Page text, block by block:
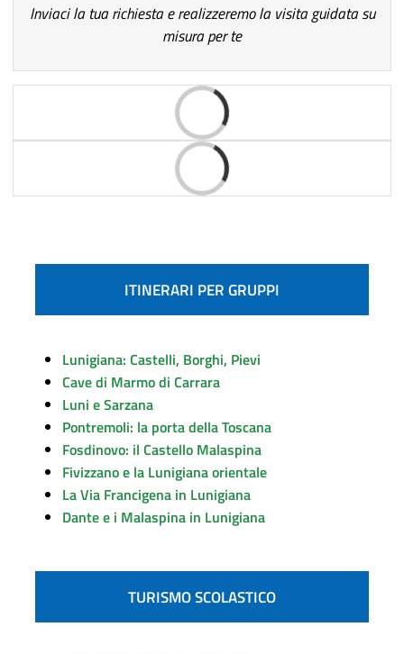
Inviaci la tua richiesta e realizzeremo la visita guidata su
misura per te
Caricamento...
Caricamento...
ITINERARI PER GRUPPI
Lunigiana: Castelli, Borghi, Pievi
Cave di Marmo di Carrara
Luni e Sarzana
Pontremoli: la porta della Toscana
Fosdinovo: il Castello Malaspina
Fivizzano e la Lunigiana orientale
La Via Francigena in Lunigiana
Dante e i Malaspina in Lunigiana
TURISMO SCOLASTICO